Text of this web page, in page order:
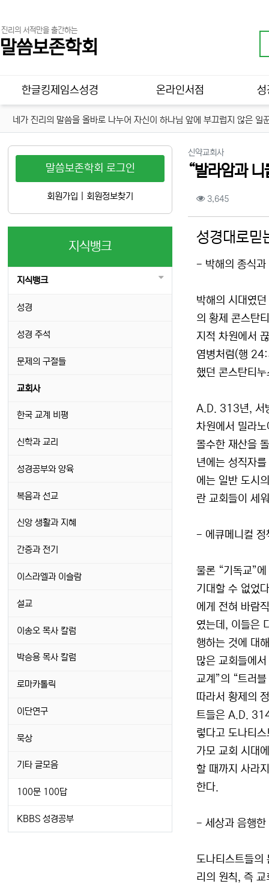
진리의 서적만을 출간하는
말씀보존학회
메인 메뉴
한글킹제임스성경 온라인서점 성
네가 진리의 말씀을 올바로 나누어 자신이 하나님 앞에 부끄럽지 않은
신약교회사분류
“발라암과
컨텐츠 정보
3,645조회
성경대로믿
- 박해의 종식
박해의 시대였
의 황제 콘스탄
지적 차원에서
염병처럼(행
했던 콘스탄티
A.D. 313년, 서
차원에서 밀라
몰수한 재산을
년에는 성직자
에는 일반 도시
란 교회들이 세
- 에큐메니컬
물론 “기독교”
기대할 수 없었
에게 전혀 바람
였는데, 이들은
행하는 것에 대
많은 교회들에
교계”의 “트러
따라서 황제의
트들은 A.D.
렇다고 도나티
가모 교회 시대
할 때까지 사라
한다.
- 세상과 음행
도나티스트들의
리의 원칙, 즉
말씀보존학회 로그인
회원가입 회원정보찾기
지식뱅크
지식뱅크
성경
성경 주석
문제의 구절들
교회사
한국 교계 비평
신학과 교리
성경공부와 양육
복음과 선교
신앙 생활과 지혜
간증과 전기
이스라엘과 이슬람
설교
이송오 목사 칼럼
박승용 목사 칼럼
로마카톨릭
이단연구
묵상
기타 글모음
100문 100답
KBBS 성경공부